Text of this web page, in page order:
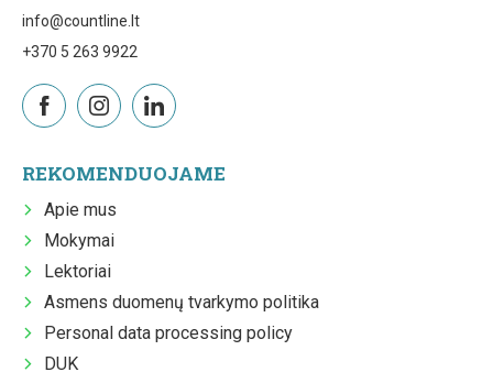
info@countline.lt
+370 5 263 9922
REKOMENDUOJAME
Apie mus
Mokymai
Lektoriai
Asmens duomenų tvarkymo politika
Personal data processing policy
DUK